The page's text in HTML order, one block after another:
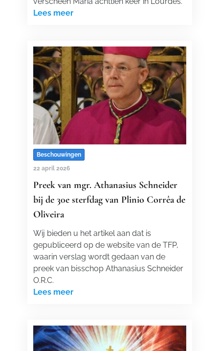
Lees meer
Beschouwingen
22 april 2026
Preek van mgr. Athanasius Schneider
bij de 30e sterfdag van Plinio Corrêa de
Oliveira
Wij bieden u het artikel aan dat is
gepubliceerd op de website van de TFP,
waarin verslag wordt gedaan van de
preek van bisschop Athanasius Schneider
O.R.C.
Lees meer